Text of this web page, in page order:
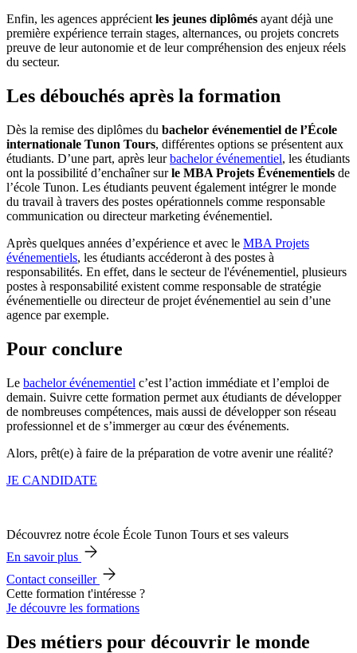
Enfin, les agences apprécient les jeunes diplômés ayant déjà une
première expérience terrain stages, alternances, ou projets concrets
preuve de leur autonomie et de leur compréhension des enjeux réels
du secteur.
Les débouchés après la formation
Dès la remise des diplômes du bachelor événementiel de l’École
internationale Tunon Tours, différentes options se présentent aux
étudiants. D’une part, après leurbachelor événementiel, les étudiants
ont la possibilité d’enchaîner surle MBA Projets Événementiels de
l’école Tunon. Les étudiants peuvent également intégrer le monde
du travail à travers des postes opérationnels comme responsable
communication ou directeur marketing événementiel.
Après quelques années d’expérience et avec le MBA Projets
événementiels, les étudiants accéderont à des postes à
responsabilités. En effet, dans le secteur de l'événementiel, plusieurs
postes à responsabilité existent comme responsable de stratégie
événementielle ou directeur de projet événementiel au sein d’une
agence par exemple.
Pour conclure
Le bachelor événementiel c’est l’action immédiate et l’emploi de
demain. Suivre cette formation permet aux étudiants de développer
de nombreuses compétences, mais aussi de développer son réseau
professionnel et de s’immerger au cœur des événements.
Alors, prêt(e) à faire de la préparation de votre avenir une réalité?
JE CANDIDATE
Découvrez notre école École Tunon Tours et ses valeurs
En savoir plus
Contact conseiller
Cette formation t'intéresse ?
Je découvre les formations
Des métiers pour découvrir le monde